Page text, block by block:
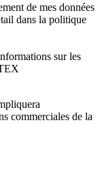
de mes données
dans la politique
sur les
commerciales de la